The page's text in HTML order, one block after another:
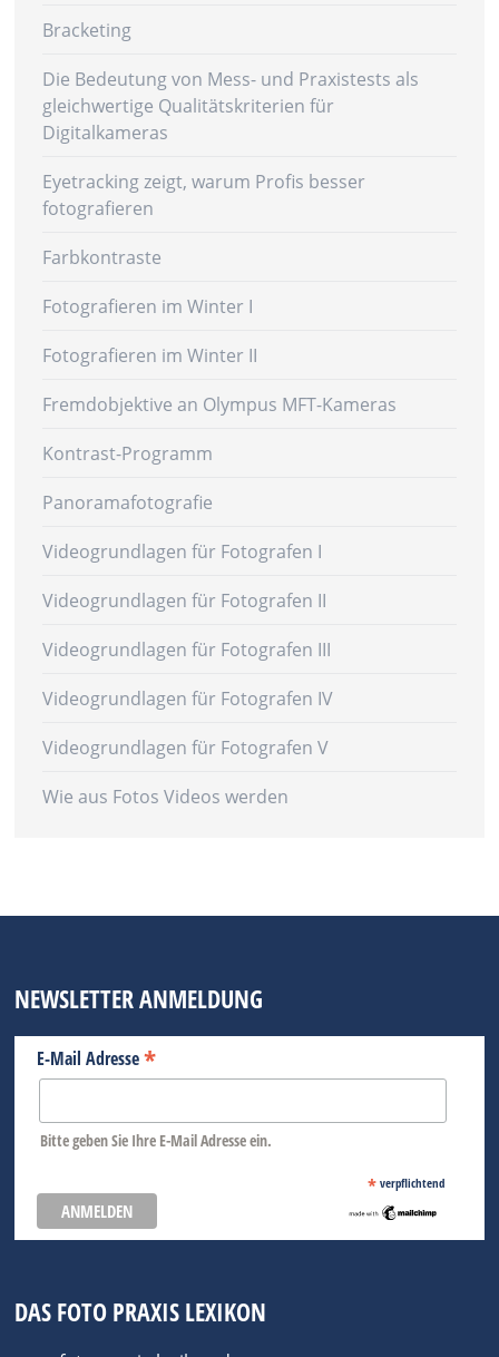
Bracketing
Die Bedeutung von Mess- und Praxistests als
gleichwertige Qualitätskriterien für
Digitalkameras
Eyetracking zeigt, warum Profis besser
fotografieren
Farbkontraste
Fotografieren im Winter I
Fotografieren im Winter II
Fremdobjektive an Olympus MFT-Kameras
Kontrast-Programm
Panoramafotografie
Videogrundlagen für Fotografen I
Videogrundlagen für Fotografen II
Videogrundlagen für Fotografen III
Videogrundlagen für Fotografen IV
Videogrundlagen für Fotografen V
Wie aus Fotos Videos werden
NEWSLETTER ANMELDUNG
E-Mail Adresse*
Bitte geben Sie Ihre E-Mail Adresse ein.
* verpflichtend
DAS FOTO PRAXIS LEXIKON